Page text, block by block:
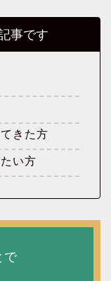
事です
きた方
い方
で